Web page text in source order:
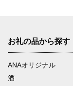
お礼の品から探す
ANAオリジナル
酒